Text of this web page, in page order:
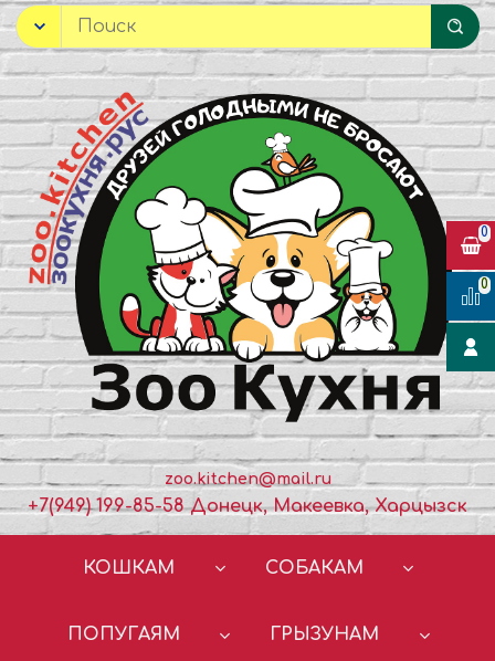
zoo.kitchen@mail.ru
+7(949) 199-85-58 Донецк, Макеевка, Харцызск
КОШКАМ СОБАКАМ
ПОПУГАЯМ ГРЫЗУНАМ
0
0